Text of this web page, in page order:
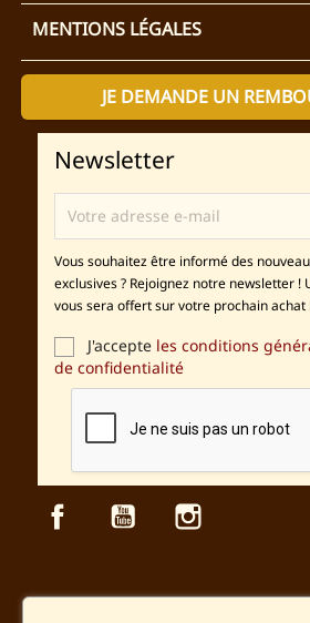
MENTIONS LÉGALES
JE DEMANDE UN
Newsletter
Vous souhaitez être informé des
exclusives ? Rejoignez notre newsletter !
vous sera offert sur votre prochain achat
J'accepte les conditions
de confidentialité
Facebook YouTube